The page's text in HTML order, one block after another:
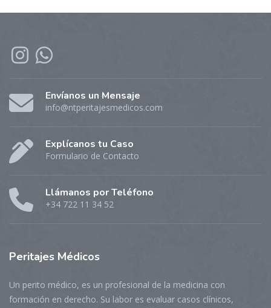
Envíanos un Mensaje
info@ntperitajesmedicos.com
Explícanos tu Caso
Formulario de Contacto
Llámanos por Teléfono
+34 722 11 34 52
Peritajes Médicos
Un perito médico, es un profesional de la medicina con
formación en derecho. Su labor es evaluar casos clínicos,